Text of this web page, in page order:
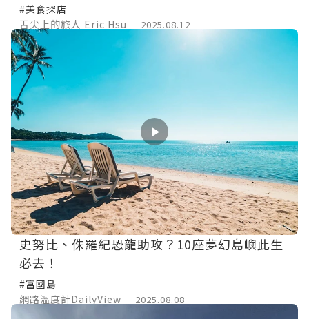
#美食探店
舌尖上的旅人 Eric Hsu
2025.08.12
史努比、侏羅紀恐龍助攻？10座夢幻島嶼此生
必去！
#富國島
網路溫度計DailyView
2025.08.08